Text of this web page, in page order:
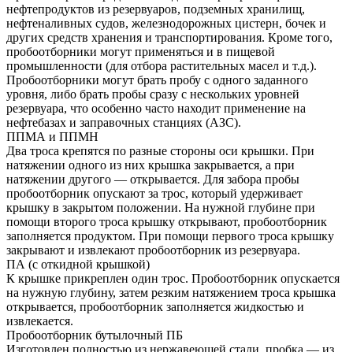
нефтепродуктов из резервуаров, подземных хранилищ,
нефтеналивных судов, железнодорожных цистерн, бочек и
других средств хранения и транспортирования. Кроме того,
пробоотборники могут применяться и в пищевой
промышленности (для отбора растительных масел и т.д.).
Пробоотборники могут брать пробу с одного заданного
уровня, либо брать пробы сразу с нескольких уровней
резервуара, что особенно часто находит применение на
нефтебазах и заправочных станциях (АЗС).
ППМА и ППМН
Два троса крепятся по разные стороны оси крышки. При
натяжении одного из них крышка закрывается, а при
натяжении другого — открывается. Для забора пробы
пробоотборник опускают за трос, который удерживает
крышку в закрытом положении. На нужной глубине при
помощи второго троса крышку открывают, пробоотборник
заполняется продуктом. При помощи первого троса крышку
закрывают и извлекают пробоотборник из резервуара.
ПА (с откидной крышкой)
К крышке прикреплен один трос. Пробоотборник опускается
на нужную глубину, затем резким натяжением троса крышка
открывается, пробоотборник заполняется жидкостью и
извлекается.
Пробоотборник бутылочный ПБ
Изготовлен полностью из нержавеющей стали, пробка — из